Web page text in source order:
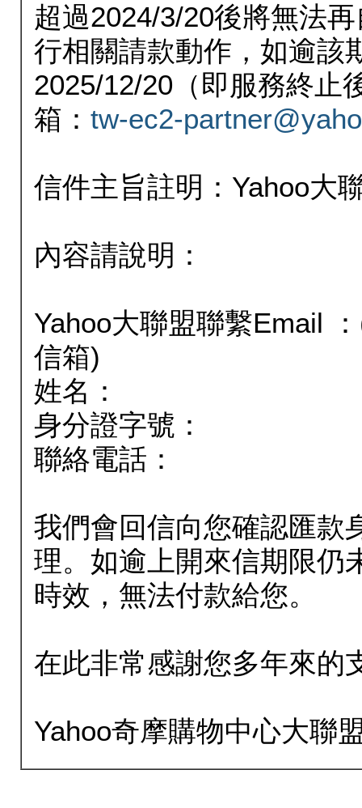
超過2024/3/20後將無法
行相關請款動作，如逾該
2025/12/20（即服務終止
箱： tw-ec2-
信件主旨註明：Yahoo大
內容請說明：
Yahoo大聯盟聯繫Email
信箱)
姓名：
身分證字號：
聯絡電話：
我們會回信向您確認匯款
理。如逾上開來信期限仍
時效，無法付款給您。
在此非常感謝您多年來的
Yahoo奇摩購物中心大